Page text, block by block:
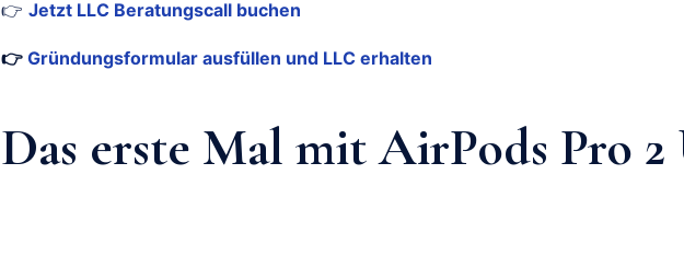
👉 Jetzt LLC Beratungscall buchen
👉 Gründungsformular ausfüllen und LLC erhalten
Das erste Mal mit AirPods Pro 2